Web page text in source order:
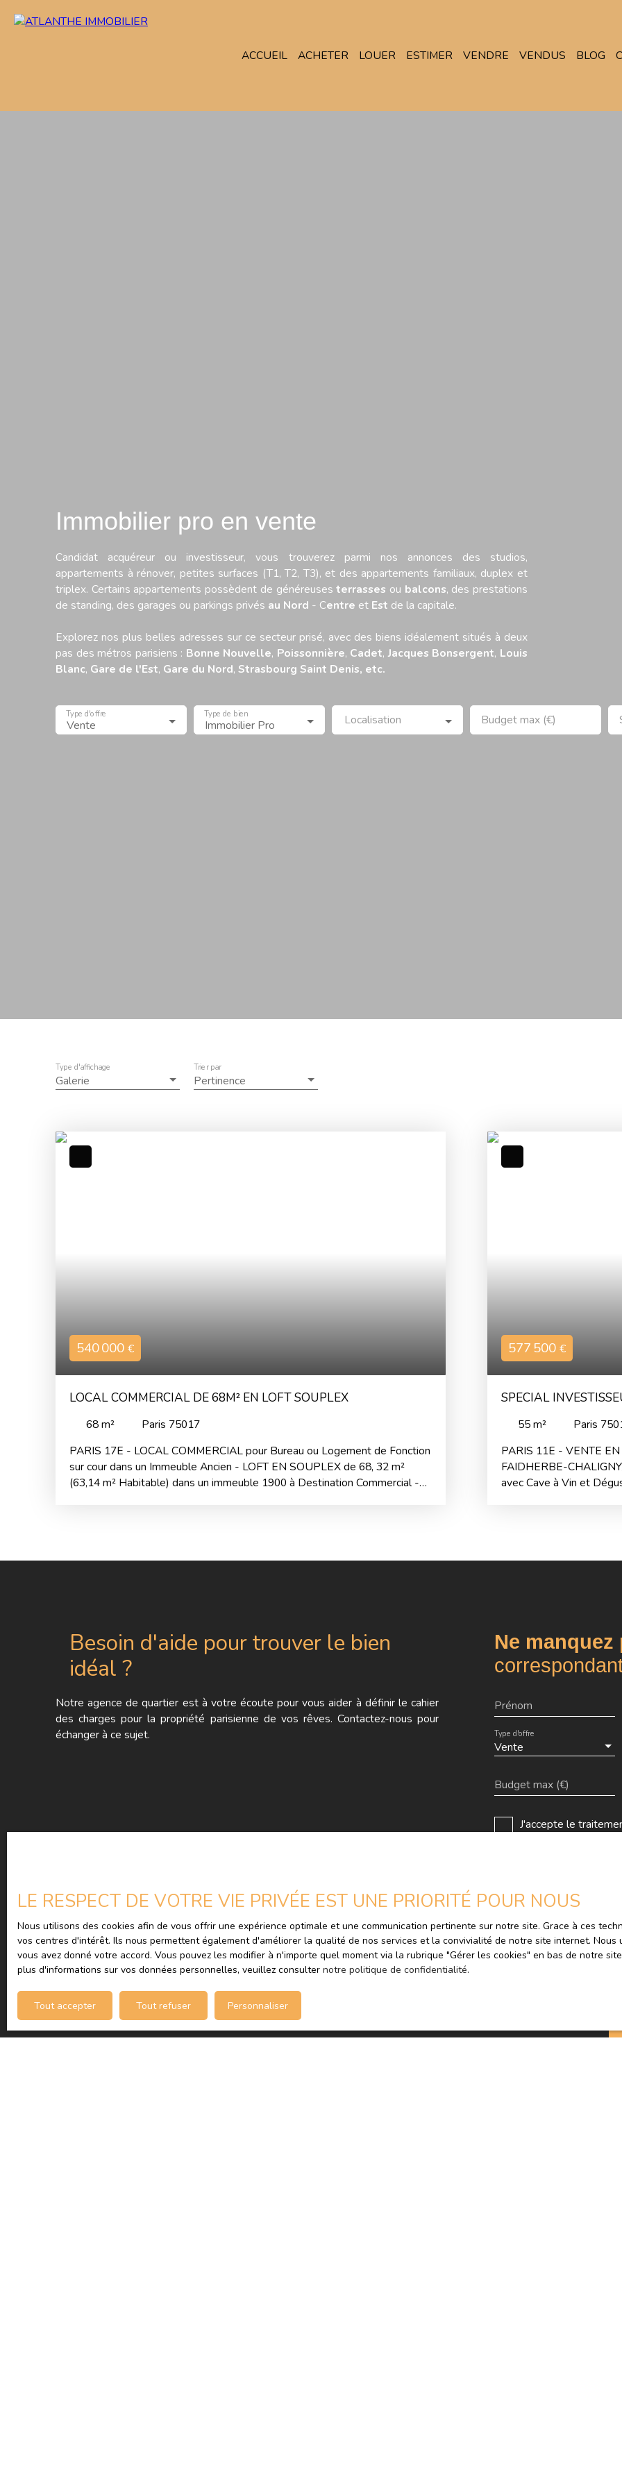
ACCUEIL ACHETER LOUER ESTIMER VENDRE VENDUS BLOG
Immobilier pro en vente
Candidat acquéreur ou investisseur, vous trouverez parmi nos annonces des studios,
appartements à rénover, petites surfaces (T1, T2, T3), et des appartements familiaux, duplex et
triplex. Certains appartements possèdent de généreusesterrasses ou balcons, des prestations
de standing, des garages ou parkings privés au Nord - Centre et Est de la capitale.
Explorez nos plus belles adresses sur ce secteur prisé, avec des biens idéalement situés à deux
pas des métros parisiens : Bonne Nouvelle, Poissonnière, Cadet,Jacques Bonsergent, Louis
Blanc, Gare de l'Est, Gare du Nord, Strasbourg Saint Denis, etc.
Vente
Type d'offre
Immobilier Pro
Type de bien Localisation Budget max (€)
Galerie
Type d'affichage
Pertinence
Trier par
540 000 €
LOCAL COMMERCIAL DE 68M² EN LOFT SOUPLEX
68m²
Paris 75017
PARIS 17E - LOCAL COMMERCIAL pour Bureau ou Logement de Fonction
sur cour dans un Immeuble Ancien - LOFT EN SOUPLEX de 68, 32 m²
(63,14 m² Habitable) dans un immeuble 1900 à Destination Commercial -
577 500 €
SPECIAL
55m²
Paris
PARIS 11E - VENTE
FAIDHERBE-
avec Cave à Vin et
deux pas du Métro
Besoin d'aide pour trouver le bien
idéal ?
Notre agence de quartier est à votre écoute pour vous aider à définir le cahier
des charges pour la propriété parisienne de vos rêves. Contactez-nous pour
échanger à ce sujet.
Ne
Prénom
Vente
Type d'offre
Budget max (€)
J'accepte le
courrier adressé à :
Société Worldline,
LE RESPECT DE VOTRE VIE PRIVÉE EST UNE PRIORITÉ POUR NOUS
Nous utilisons des cookies afin de vous offrir une expérience optimale et une communication pertinente sur notre site. Grace à ces
vos centres d'intérêt. Ils nous permettent également d'améliorer la qualité de nos services et la convivialité de notre site internet.
vous avez donné votre accord. Vous pouvez les modifier à n'importe quel moment via la rubrique ″Gérer les cookies″ en bas de notre
plus d'informations sur vos données personnelles, veuillez consulter notre politique de confidentialité.
Tout accepter Tout refuser Personnaliser